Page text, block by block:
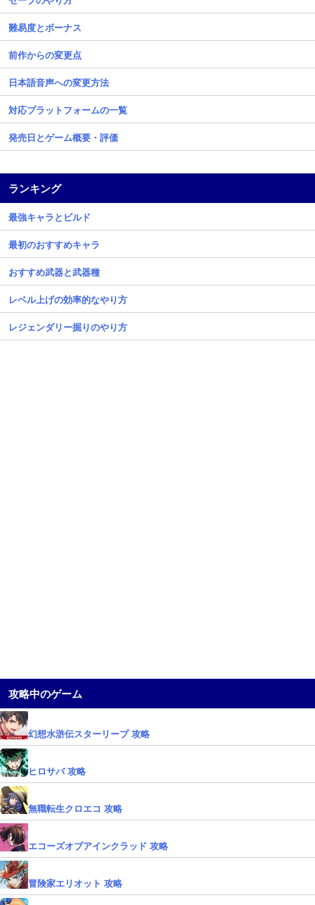
難易度とボーナス
前作からの変更点
日本語音声への変更方法
対応プラットフォームの一覧
発売日とゲーム概要・評価
ランキング
最強キャラとビルド
最初のおすすめキャラ
おすすめ武器と武器種
レベル上げの効率的なやり方
レジェンダリー掘りのやり方
攻略中のゲーム
幻想水滸伝スターリープ 攻略
ヒロサバ 攻略
無職転生クロエコ 攻略
エコーズオブアインクラッド 攻略
冒険家エリオット 攻略